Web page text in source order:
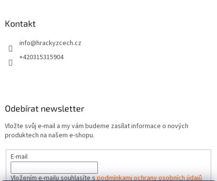
Kontakt
info@hrackyzcech.cz
+420315315904
Odebírat newsletter
Vložte svůj e-mail a my vám budeme zasílat informace o nových
produktech na našem e-shopu.
E-mail
Vložením e-mailu souhlasíte spodmínkami ochrany osobních údajů